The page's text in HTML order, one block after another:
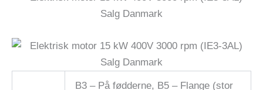
B3 – På fødderne, B5 – Flange (stor